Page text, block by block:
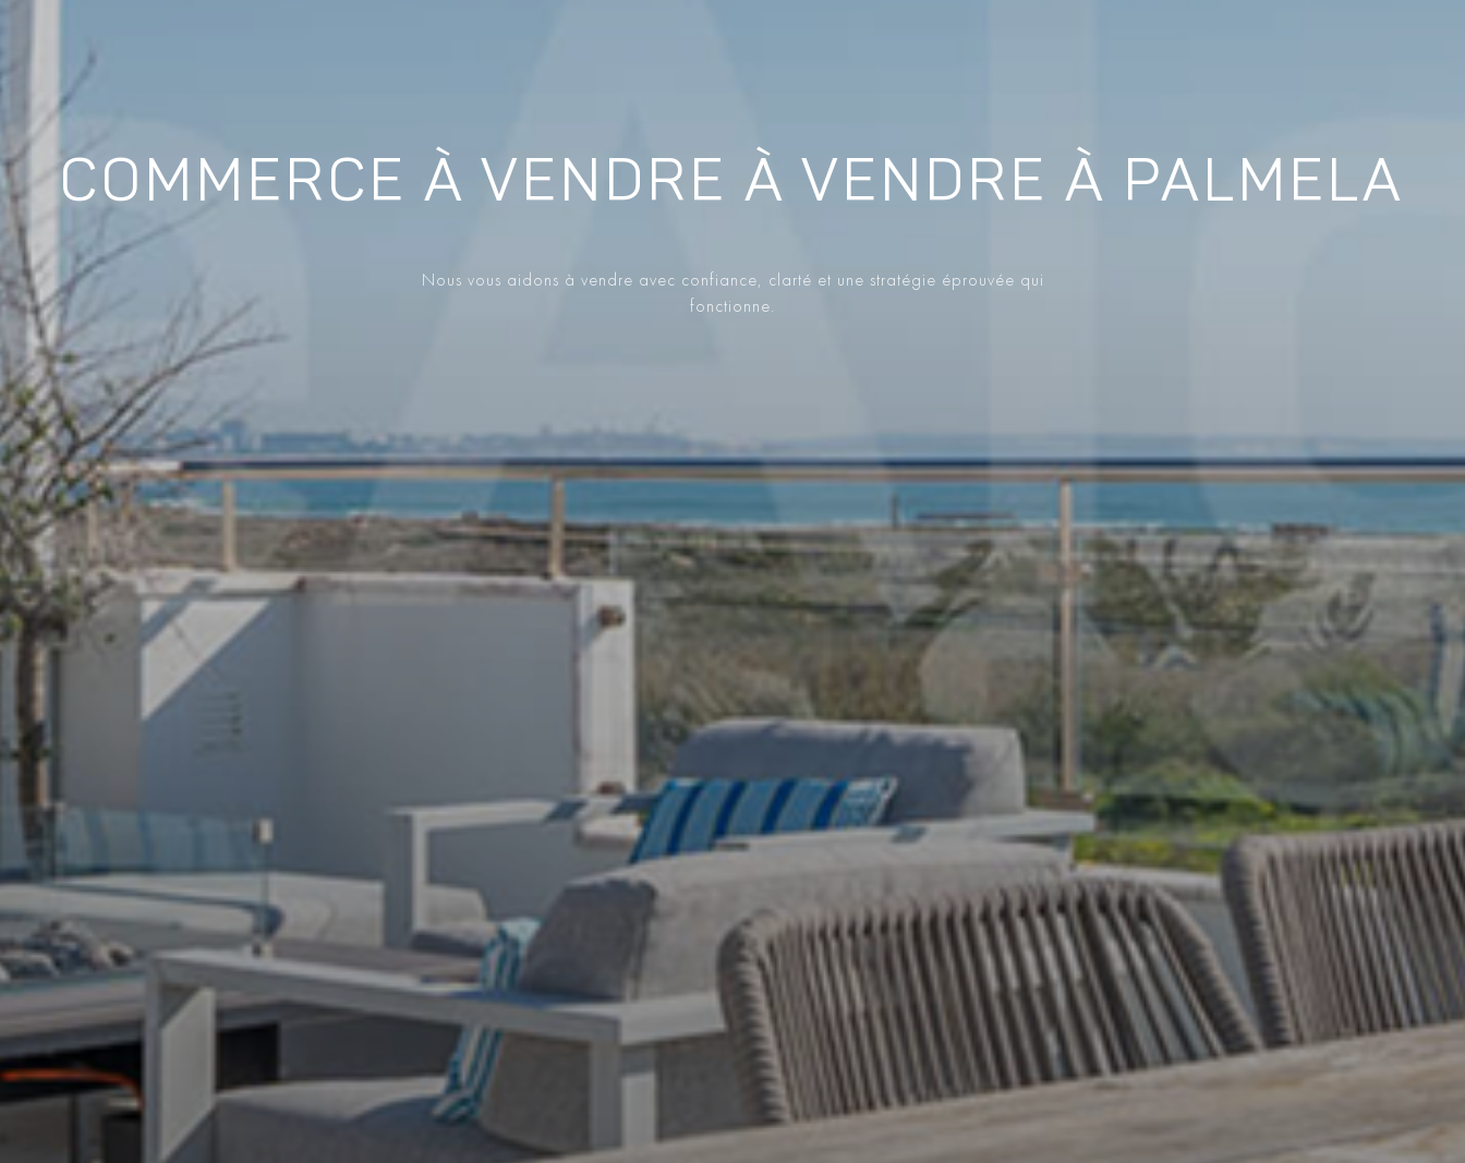
COMMERCE À VENDRE À VENDRE À PALMELA
Nous vous aidons à vendre avec confiance, clarté et une stratégie éprouvée qui
fonctionne.